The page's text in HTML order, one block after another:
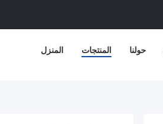
المنزل المنتجات حولنا